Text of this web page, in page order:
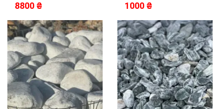
8800 ₴ 1000 ₴